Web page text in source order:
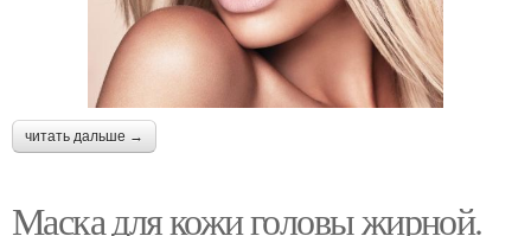
читать дальше →
Маска для кожи головы жирной.